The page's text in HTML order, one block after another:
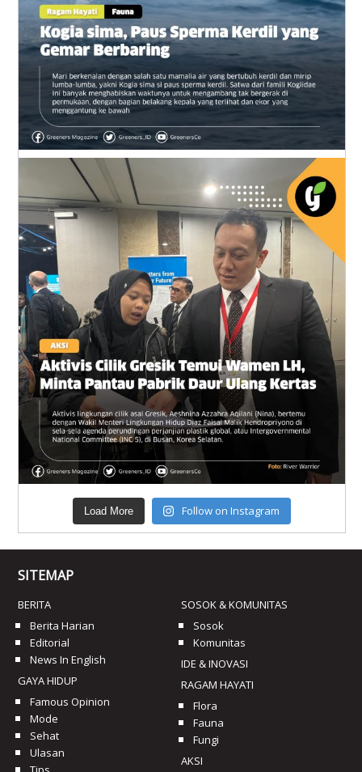
Load More Follow on Instagram
SITEMAP
BERITA
Berita Harian
Editorial
News In English
GAYA HIDUP
Famous Opinion
Mode
Sehat
Ulasan
SOSOK & KOMUNITAS
Sosok
Komunitas
IDE & INOVASI
RAGAM HAYATI
Flora
Fauna
Fungi
AKSI